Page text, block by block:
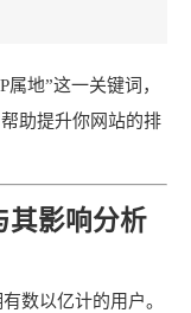
地”这一关键词，
助提升你网站的排
其影响分析
数以亿计的用户。